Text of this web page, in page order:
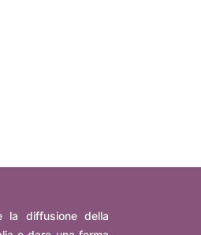
la diffusione della